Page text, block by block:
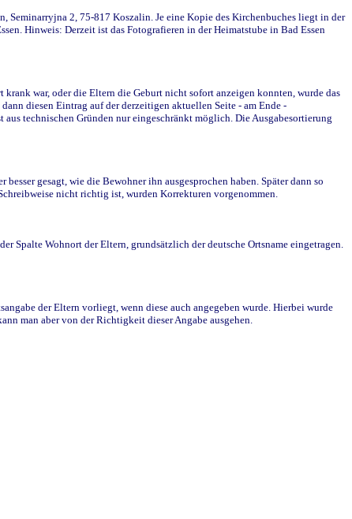
2, 75-817 Koszalin. Je eine Kopie des Kirchenbuches liegt in der
Hinweis: Derzeit ist das Fotografieren in der Heimatstube in Bad Essen
war, oder die Eltern die Geburt nicht sofort anzeigen konnten, wurde das
diesen Eintrag auf der derzeitigen aktuellen Seite - am Ende -
technischen Gründen nur eingeschränkt möglich. Die Ausgabesortierung
gesagt, wie die Bewohner ihn ausgesprochen haben. Später dann so
nicht richtig ist, wurden Korrekturen vorgenommen.
Spalte Wohnort der Eltern, grundsätzlich der deutsche Ortsname eingetragen.
der Eltern vorliegt, wenn diese auch angegeben wurde. Hierbei wurde
man aber von der Richtigkeit dieser Angabe ausgehen.